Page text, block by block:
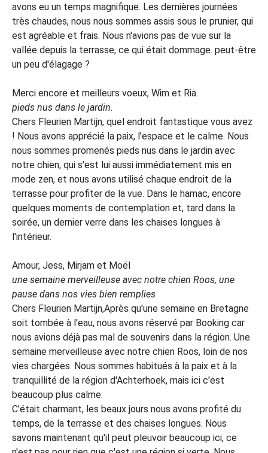
avons eu un temps magnifique. Les dernières journées
très chaudes, nous nous sommes assis sous le prunier, qui
est agréable et frais. Nous n'avions pas de vue sur la
vallée depuis la terrasse, ce qui était dommage. peut-être
un peu d'élagage ?
Merci encore et meilleurs voeux, Wim et Ria.
pieds nus dans le jardin.
Chers Fleurien Martijn, quel endroit fantastique vous avez
! Nous avons apprécié la paix, l'espace et le calme. Nous
nous sommes promenés pieds nus dans le jardin avec
notre chien, qui s'est lui aussi immédiatement mis en
mode zen, et nous avons utilisé chaque endroit de la
terrasse pour profiter de la vue. Dans le hamac, encore
quelques moments de contemplation et, tard dans la
soirée, un dernier verre dans les chaises longues à
l'intérieur.
Amour, Jess, Mirjam et Moël
une semaine merveilleuse avec notre chien Roos, une
pause dans nos vies bien remplies
Chers Fleurien Martijn,Après qu'une semaine en Bretagne
soit tombée à l'eau, nous avons réservé par Booking car
nous avions déjà pas mal de souvenirs dans la région. Une
semaine merveilleuse avec notre chien Roos, loin de nos
vies chargées. Nous sommes habitués à la paix et à la
tranquillité de la région d'Achterhoek, mais ici c'est
beaucoup plus calme.
C'était charmant, les beaux jours nous avons profité du
temps, de la terrasse et des chaises longues. Nous
savons maintenant qu'il peut pleuvoir beaucoup ici, ce